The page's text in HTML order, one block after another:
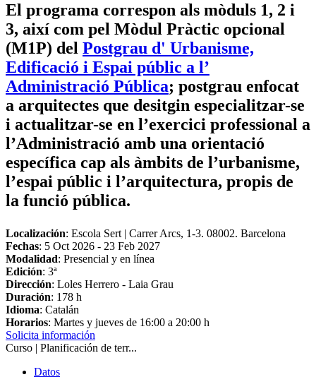
El programa correspon als mòduls 1, 2 i
3, així com pel Mòdul Pràctic opcional
(M1P) del Postgrau d' Urbanisme,
Edificació i Espai públic a l’
Administració Pública; postgrau enfocat
a arquitectes que desitgin especialitzar-se
i actualitzar-se en l’exercici professional a
l’Administració amb una orientació
específica cap als àmbits de l’urbanisme,
l’espai públic i l’arquitectura, propis de
la funció pública.
Localización: Escola Sert | Carrer Arcs, 1-3. 08002. Barcelona
Fechas: 5 Oct 2026 - 23 Feb 2027
Modalidad: Presencial y en línea
Edición: 3ª
Dirección: Loles Herrero - Laia Grau
Duración: 178 h
Idioma: Catalán
Horarios: Martes y jueves de 16:00 a 20:00 h
Solicita información
Curso | Planificación de terr...
Datos